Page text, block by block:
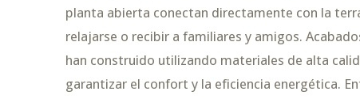
planta abierta conectan directamente con la
relajarse o recibir a familiares y amigos.
han construido utilizando materiales de alta
garantizar el confort y la eficiencia energética.